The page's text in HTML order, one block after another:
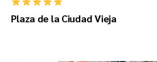
Plaza de la Ciudad Vieja